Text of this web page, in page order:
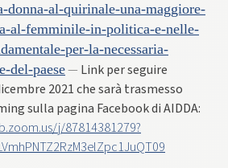
donna-al-quirinale-una-maggiore-
al-femminile-in-politica-e-nelle-
per-la-necessaria-
del-paese— Link per seguire
2021 che sarà trasmesso
sulla pagina Facebook di AIDDA:
j/87814381279?